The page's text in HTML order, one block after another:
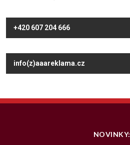
+420 607 204 666
info(z)aaareklama.cz
NOVINKY: